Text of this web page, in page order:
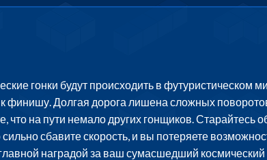
гонки будут происходить в футуристическом
финишу. Долгая дорога лишена сложных
что на пути немало других гонщиков. Старайтесь
сбавите скорость, и вы потеряете
наградой за ваш сумасшедший